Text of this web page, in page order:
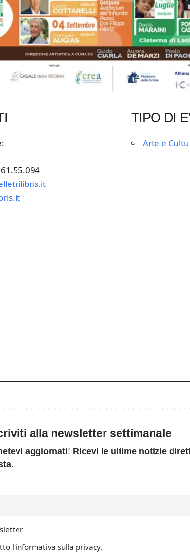
TIPO DI
Arte e
alla newsletter settimanale
aggiornati! Ricevi le ultime notizie
l'informativa sulla privacy.